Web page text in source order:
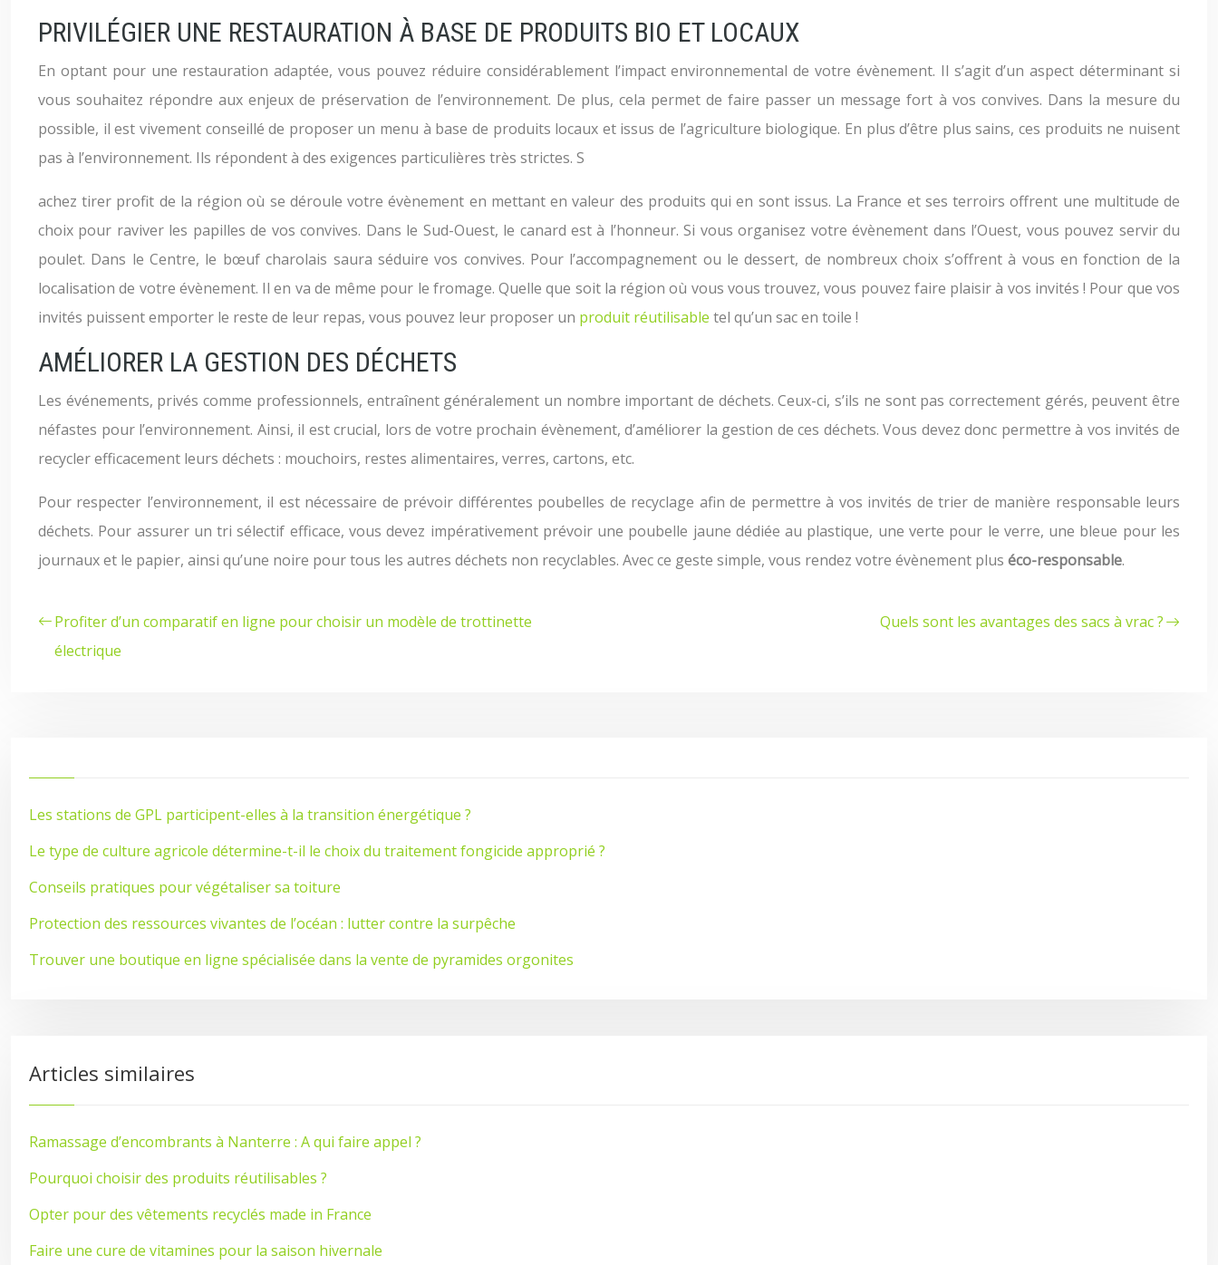
PRIVILÉGIER UNE RESTAURATION À BASE DE PRODUITS BIO ET LOCAUX
En optant pour une restauration adaptée, vous pouvez réduire considérablement l’impact environnemental de votre évènement. Il s’agit d’un aspect déterminant si
vous souhaitez répondre aux enjeux de préservation de l’environnement. De plus, cela permet de faire passer un message fort à vos convives. Dans la mesure du
possible, il est vivement conseillé de proposer un menu à base de produits locaux et issus de l’agriculture biologique. En plus d’être plus sains, ces produits ne nuisent
pas à l’environnement. Ils répondent à des exigences particulières très strictes. S
achez tirer profit de la région où se déroule votre évènement en mettant en valeur des produits qui en sont issus. La France et ses terroirs offrent une multitude de
choix pour raviver les papilles de vos convives. Dans le Sud-Ouest, le canard est à l’honneur. Si vous organisez votre évènement dans l’Ouest, vous pouvez servir du
poulet. Dans le Centre, le bœuf charolais saura séduire vos convives. Pour l’accompagnement ou le dessert, de nombreux choix s’offrent à vous en fonction de la
localisation de votre évènement. Il en va de même pour le fromage. Quelle que soit la région où vous vous trouvez, vous pouvez faire plaisir à vos invités ! Pour que vos
invités puissent emporter le reste de leur repas, vous pouvez leur proposer un produit réutilisable tel qu’un sac en toile !
AMÉLIORER LA GESTION DES DÉCHETS
Les événements, privés comme professionnels, entraînent généralement un nombre important de déchets. Ceux-ci, s’ils ne sont pas correctement gérés, peuvent être
néfastes pour l’environnement. Ainsi, il est crucial, lors de votre prochain évènement, d’améliorer la gestion de ces déchets. Vous devez donc permettre à vos invités de
recycler efficacement leurs déchets : mouchoirs, restes alimentaires, verres, cartons, etc.
Pour respecter l’environnement, il est nécessaire de prévoir différentes poubelles de recyclage afin de permettre à vos invités de trier de manière responsable leurs
déchets. Pour assurer un tri sélectif efficace, vous devez impérativement prévoir une poubelle jaune dédiée au plastique, une verte pour le verre, une bleue pour les
journaux et le papier, ainsi qu’une noire pour tous les autres déchets non recyclables. Avec ce geste simple, vous rendez votre évènement plus éco-responsable.
Profiter d’un comparatif en ligne pour choisir un modèle de trottinette
électrique
Quels sont les avantages des sacs à vrac ?
Les stations de GPL participent-elles à la transition énergétique ?
Le type de culture agricole détermine-t-il le choix du traitement fongicide approprié ?
Conseils pratiques pour végétaliser sa toiture
Protection des ressources vivantes de l’océan : lutter contre la surpêche
Trouver une boutique en ligne spécialisée dans la vente de pyramides orgonites
Articles similaires
Ramassage d’encombrants à Nanterre : A qui faire appel ?
Pourquoi choisir des produits réutilisables ?
Opter pour des vêtements recyclés made in France
Faire une cure de vitamines pour la saison hivernale